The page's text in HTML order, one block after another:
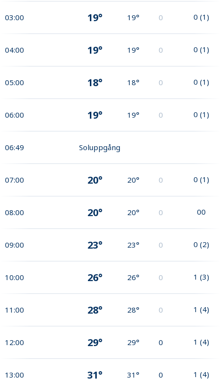
03:00 19° 19° 0 0 (1)
04:00 19° 19° 0 0 (1)
05:00 18° 18° 0 0 (1)
06:00 19° 19° 0 0 (1)
06:49 Soluppgång
07:00 20° 20° 0 0 (1)
08:00 20° 20° 0 00
09:00 23° 23° 0 0 (2)
10:00 26° 26° 0 1 (3)
11:00 28° 28° 0 1 (4)
12:00 29° 29° 0 1 (4)
13:00 31° 31° 0 1 (4)